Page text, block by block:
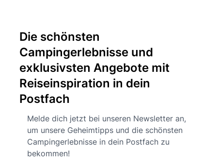
Die schönsten
Campingerlebnisse und
exklusivsten Angebote mit
Reiseinspiration in dein
Postfach
Melde dich jetzt bei unseren Newsletter an,
um unsere Geheimtipps und die schönsten
Campingerlebnisse in dein Postfach zu
bekommen!